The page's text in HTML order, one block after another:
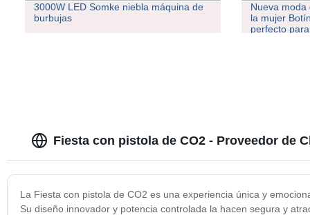
3000W LED Somke niebla máquina de
burbujas
Nueva moda
la mujer
perfecto
Fiesta con pistola de CO2 - Proveedor de
La Fiesta con pistola de CO2 es una experiencia única y
Su diseño innovador y potencia controlada la hacen segura y